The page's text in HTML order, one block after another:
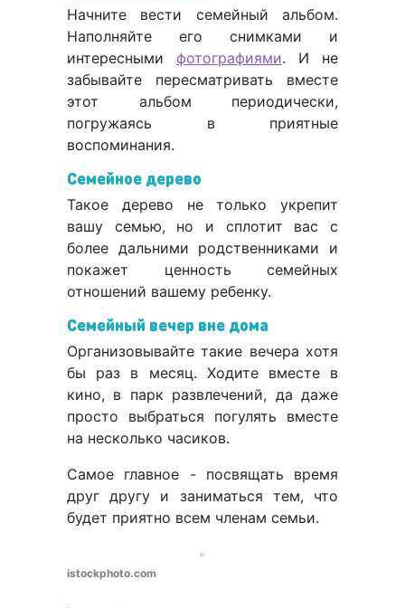
Начните вести семейный альбом.
Наполняйте его снимками и
интересными фотографиями. И не
забывайте пересматривать вместе
этот альбом периодически,
погружаясь в приятные
воспоминания.
Семейное дерево
Такое дерево не только укрепит
вашу семью, но и сплотит вас с
более дальними родственниками и
покажет ценность семейных
отношений вашему ребенку.
Семейный вечер вне дома
Организовывайте такие вечера хотя
бы раз в месяц. Ходите вместе в
кино, в парк развлечений, да даже
просто выбраться погулять вместе
на несколько часиков.
Самое главное - посвящать время
друг другу и заниматься тем, что
будет приятно всем членам семьи.
istockphoto.com